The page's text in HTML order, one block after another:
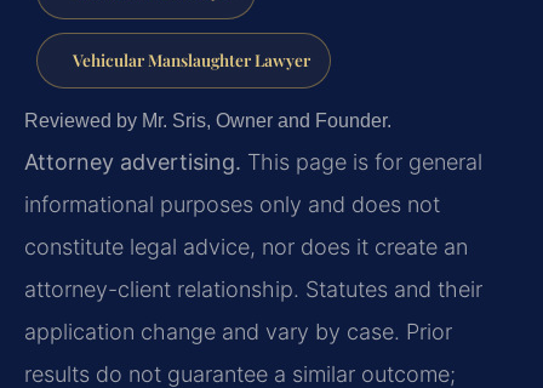
Vehicular Manslaughter Lawyer
Reviewed by Mr. Sris, Owner and Founder.
Attorney advertising. This page is for general
informational purposes only and does not
constitute legal advice, nor does it create an
attorney-client relationship. Statutes and their
application change and vary by case. Prior
results do not guarantee a similar outcome;